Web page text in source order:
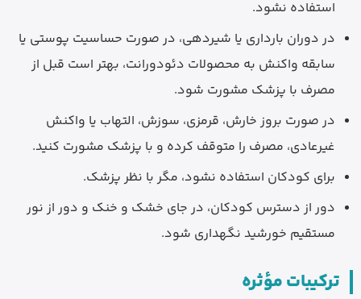
استفاده نشود.
در دوران بارداری یا شیردهی، در صورت حساسیت پوستی یا
سابقه واکنش به محصولات دئودورانت، بهتر است قبل از
مصرف با پزشک مشورت شود.
در صورت بروز خارش، قرمزی، سوزش، التهاب یا واکنش
غیرعادی، مصرف را متوقف کرده و با پزشک مشورت کنید.
برای کودکان استفاده نشود، مگر با نظر پزشک.
دور از دسترس کودکان، در جای خشک و خنک و دور از نور
مستقیم خورشید نگهداری شود.
ترکیبات مؤثره